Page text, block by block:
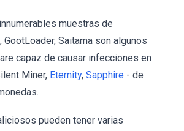
muestras de
, GootLoader, Saitama son algunos
capaz de causar infecciones en
Miner, Eternity, Sapphire - de
pueden tener varias